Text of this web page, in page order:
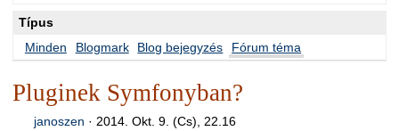
Típus
Minden
Blogmark Blog bejegyzés Fórum téma
Pluginek Symfonyban?
janoszen · 2014. Okt. 9. (Cs), 22.16